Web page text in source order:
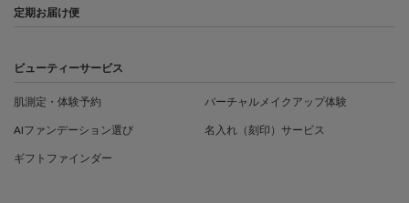
定期お届け便
ビューティーサービス
肌測定・体験予約 バーチャルメイクアップ体験
AIファンデーション選び 名入れ（刻印）サービス
ギフトファインダー